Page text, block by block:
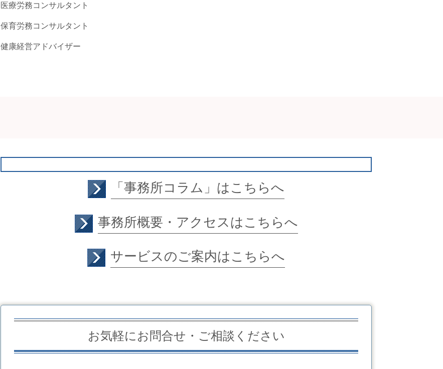
医療労務コンサルタント
保育労務コンサルタント
健康経営アドバイザー
「事務所コラム」はこちらへ
事務所概要・アクセスはこちらへ
サービスのご案内はこちらへ
お気軽にお問合せ・ご相談ください